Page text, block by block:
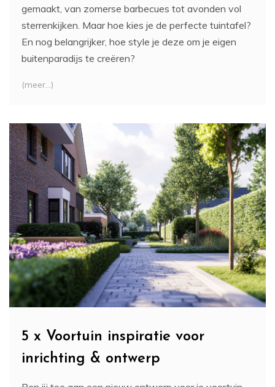
gemaakt, van zomerse barbecues tot avonden vol
sterrenkijken. Maar hoe kies je de perfecte tuintafel?
En nog belangrijker, hoe style je deze om je eigen
buitenparadijs te creëren?
(meer…)
5 x Voortuin inspiratie voor
inrichting & ontwerp